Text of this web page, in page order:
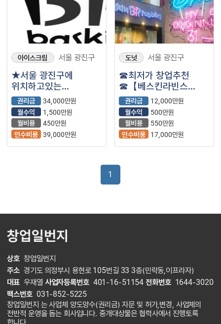
아이스크림 서울 광진구
★서울 광진구에
위치하고있는
베스킨라빈스입니다~★
권리금
34,000만원
월수익
1,500만원
월비용
450만원
인수비용 39,000만원
도넛 서울 광진구
☎최저가 창업추천
☎【베스킨라빈스
창업】【수익
700만원】요즘뜨는♥
부업♥고수익♥초보
권리금
12,000만원
월수익
500만원
월비용
550만원
인수비용
17,000만원
1
창업일번지
상호 창업일번지
주소 경기도 의정부시 용현로 105번길 33 3층(민락동,이프라자)
대표 우재열 사업자등록번호 401-16-51154 전화번호 1644-3020
팩스번호 031-852-5225
창업일번지 는 사업체 양도양수(권리금) 자문 및 허가,변경, 사업체의
전반적 운영을 돕는 회사입니다. 중개대상물은 협력사에서 진행토록